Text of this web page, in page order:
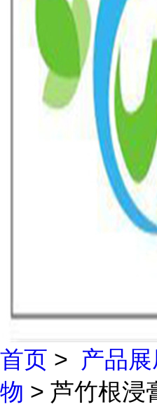
首页 > 产品
物 > 芦竹根浸